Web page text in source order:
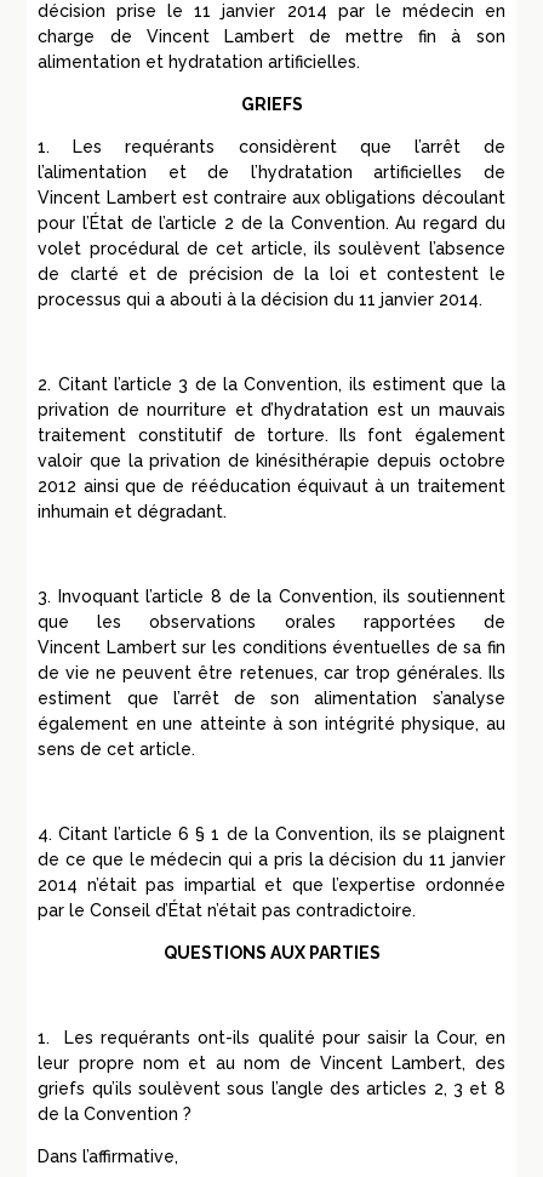
décision prise le 11 janvier 2014 par le médecin en
charge de Vincent
Lambertde mettre fin à son
alimentation et hydratation artificielles.
GRIEFS
1. Les requérants considèrent que l’arrêt de
l’alimentation et de l’hydratation artificielles de
Vincent Lambertest contraire aux obligations découlant
pour l’État de l’article 2 de la Convention. Au regard du
volet procédural de cet article, ils soulèvent l’absence
de clarté et de précision de la loi et contestent le
processus qui a abouti à la décision du 11 janvier 2014.
2. Citant l’article 3 de la Convention, ils estiment que la
privation de nourriture et d’hydratation est un mauvais
traitement constitutif de torture. Ils font également
valoir que la privation de kinésithérapie depuis octobre
2012 ainsi que de rééducation équivaut à un traitement
inhumain et dégradant.
3. Invoquant l’article 8 de la Convention, ils soutiennent
que les observations orales rapportées de
Vincent Lambertsur les conditions éventuelles de sa fin
de vie ne peuvent être retenues, car trop générales. Ils
estiment que l’arrêt de son alimentation s’analyse
également en une atteinte à son intégrité physique, au
sens de cet article.
4. Citant l’article 6 § 1 de la Convention, ils se plaignent
de ce que le médecin qui a pris la décision du 11 janvier
2014 n’était pas impartial et que l’expertise ordonnée
par le Conseil d’État n’était pas contradictoire.
QUESTIONS AUX PARTIES
1.
Les requérants ont-ils qualité pour saisir la Cour, en
leur propre nom et au nom de Vincent Lambert, des
griefs qu’ils soulèvent sous l’angle des articles 2, 3 et 8
de la Convention ?
Dans l’affirmative,